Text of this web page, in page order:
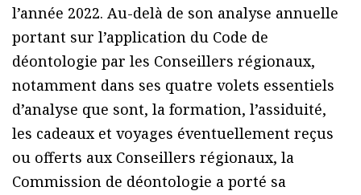
l’année 2022. Au-delà de son analyse annuelle
portant sur l’application du Code de
déontologie par les Conseillers régionaux,
notamment dans ses quatre volets essentiels
d’analyse que sont, la formation, l’assiduité,
les cadeaux et voyages éventuellement reçus
ou offerts aux Conseillers régionaux, la
Commission de déontologie a porté sa